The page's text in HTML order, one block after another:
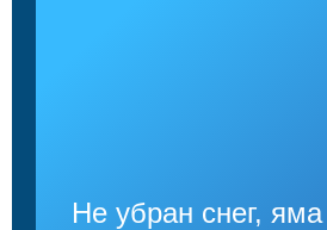
Не убран снег, яма